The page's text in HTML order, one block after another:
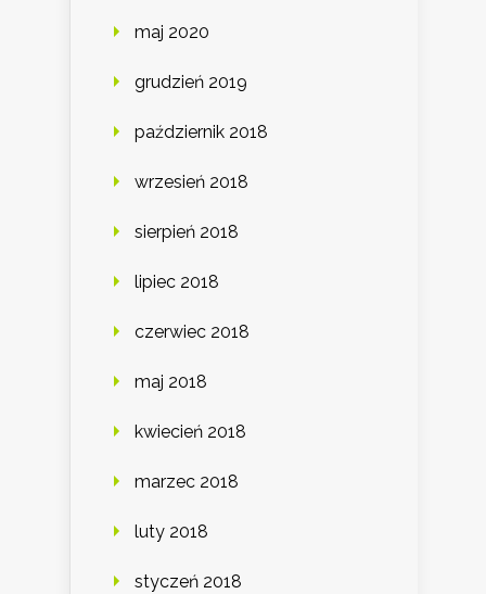
maj 2020
grudzień 2019
październik 2018
wrzesień 2018
sierpień 2018
lipiec 2018
czerwiec 2018
maj 2018
kwiecień 2018
marzec 2018
luty 2018
styczeń 2018